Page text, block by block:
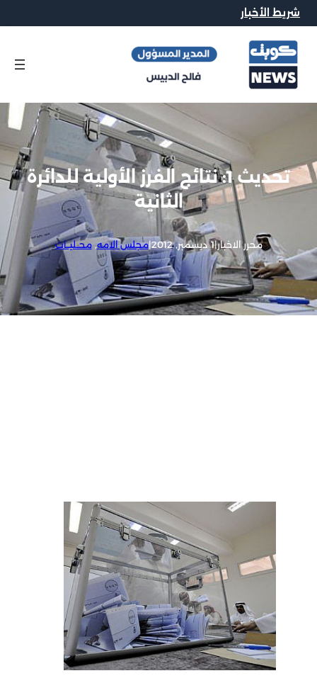
شريط الأخبار
تحديث 1: نتائج الفرز الأولية للدائرة
الثانية
محرر الاخبار|1 ديسمبر, 2012 |مجلس الامه, محــليــات